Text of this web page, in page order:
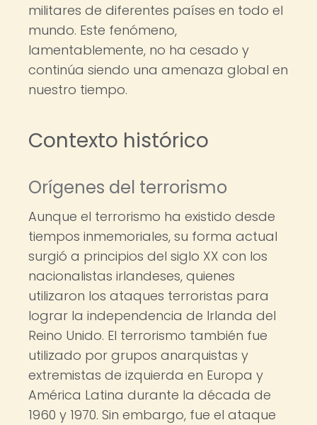
militares de diferentes países en todo el
mundo. Este fenómeno,
lamentablemente, no ha cesado y
continúa siendo una amenaza global en
nuestro tiempo.
Contexto histórico
Orígenes del terrorismo
Aunque el terrorismo ha existido desde
tiempos inmemoriales, su forma actual
surgió a principios del siglo XX con los
nacionalistas irlandeses, quienes
utilizaron los ataques terroristas para
lograr la independencia de Irlanda del
Reino Unido. El terrorismo también fue
utilizado por grupos anarquistas y
extremistas de izquierda en Europa y
América Latina durante la década de
1960 y 1970. Sin embargo, fue el ataque